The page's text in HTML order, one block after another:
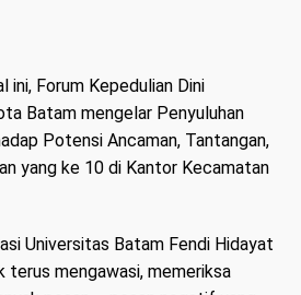
ini, Forum Kepedulian Dini
Batam mengelar Penyuluhan
Potensi Ancaman, Tantangan,
yang ke 10 di Kantor Kecamatan
Universitas Batam Fendi Hidayat
mengawasi, memeriksa